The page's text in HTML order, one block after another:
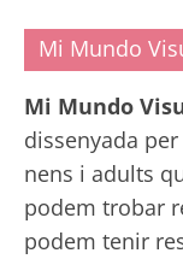
Mi Mundo
Mi Mundo
dissenyada
nens i adults
podem trobar
podem tenir